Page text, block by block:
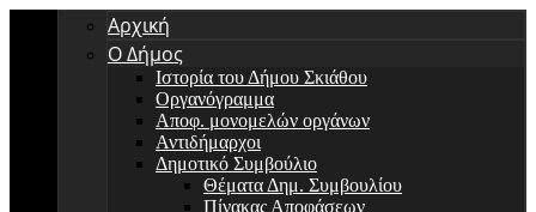
Αρχική
Ο Δήμος
Ιστορία του Δήμου Σκιάθου
Οργανόγραμμα
Αποφ. μονομελών οργάνων
Αντιδήμαρχοι
Δημοτικό Συμβούλιο
Θέματα Δημ. Συμβουλίου
Πίνακας Αποφάσεων